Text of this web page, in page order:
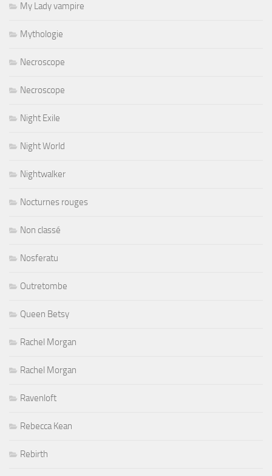
My Lady vampire
Mythologie
Necroscope
Necroscope
Night Exile
Night World
Nightwalker
Nocturnes rouges
Non classé
Nosferatu
Outretombe
Queen Betsy
Rachel Morgan
Rachel Morgan
Ravenloft
Rebecca Kean
Rebirth